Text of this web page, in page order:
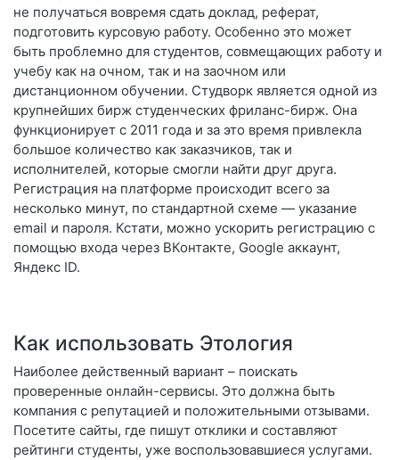
не получаться вовремя сдать доклад, реферат,
подготовить курсовую работу. Особенно это может
быть проблемно для студентов, совмещающих работу и
учебу как на очном, так и на заочном или
дистанционном обучении. Студворк является одной из
крупнейших бирж студенческих фриланс-бирж. Она
функционирует с 2011 года и за это время привлекла
большое количество как заказчиков, так и
исполнителей, которые смогли найти друг друга.
Регистрация на платформе происходит всего за
несколько минут, по стандартной схеме — указание
email и пароля. Кстати, можно ускорить регистрацию с
помощью входа через ВКонтакте, Google аккаунт,
Яндекс ID.
Как использовать Этология
Наиболее действенный вариант – поискать
проверенные онлайн-сервисы. Это должна быть
компания с репутацией и положительными отзывами.
Посетите сайты, где пишут отклики и составляют
рейтинги студенты, уже воспользовавшиеся услугами.